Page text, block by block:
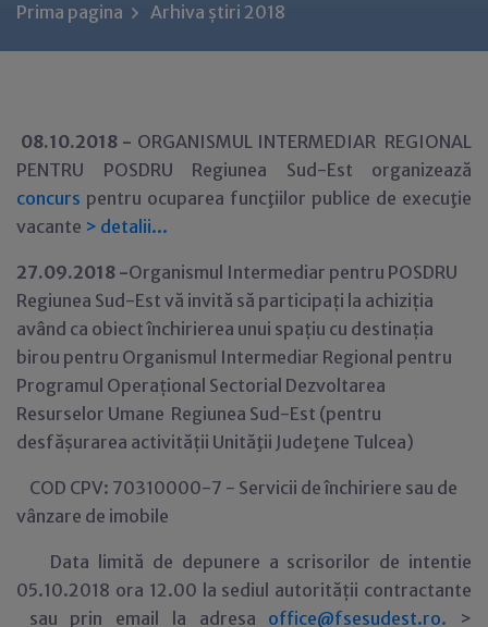
Prima pagina Arhiva știri 2018
08.10.2018 - ORGANISMUL INTERMEDIAR REGIONAL
PENTRU POSDRU Regiunea Sud-Est organizează
concurs pentru ocuparea funcţiilor publice de execuţie
vacante > detalii...
27.09.2018 -Organismul Intermediar pentru POSDRU
Regiunea Sud-Est vă invită să participați la achiziția
având ca obiect închirierea unui spațiu cu destinația
birou pentru Organismul Intermediar Regional pentru
Programul Operațional Sectorial Dezvoltarea
Resurselor Umane Regiunea Sud-Est (pentru
desfășurarea activității Unităţii Judeţene Tulcea)
COD CPV: 70310000-7 - Servicii de închiriere sau de
vânzare de imobile
Data limită de depunere a scrisorilor de intentie
05.10.2018 ora 12.00 la sediul autorității contractante
sau prin email la adresa office@fsesudest.ro. >